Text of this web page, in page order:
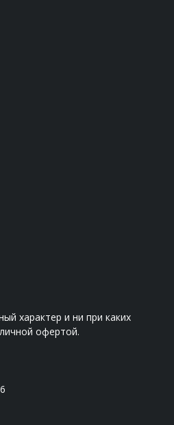
характер и ни при каких
офертой.